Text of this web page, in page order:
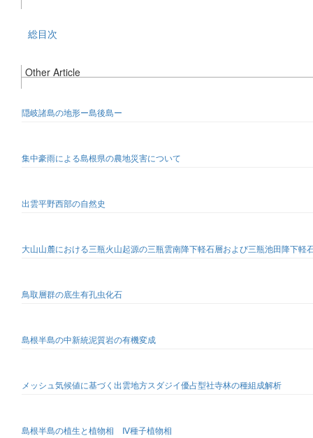
総目次
Other Article
隠岐諸島の地形ー島後島ー
集中豪雨による島根県の農地災害について
出雲平野西部の自然史
大山山麓における三瓶火山起源の三瓶雲南降下軽石層および三瓶池田降下軽
鳥取層群の底生有孔虫化石
島根半島の中新統泥質岩の有機変成
メッシュ気候値に基づく出雲地方スダジイ優占型社寺林の種組成解析
島根半島の植生と植物相 Ⅳ種子植物相